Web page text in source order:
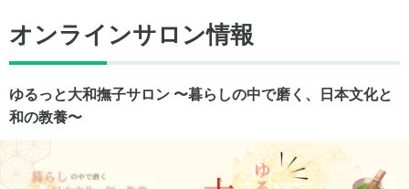
オンラインサロン情報
ゆるっと大和撫子サロン 〜暮らしの中で磨く、日本文化と
和の教養〜